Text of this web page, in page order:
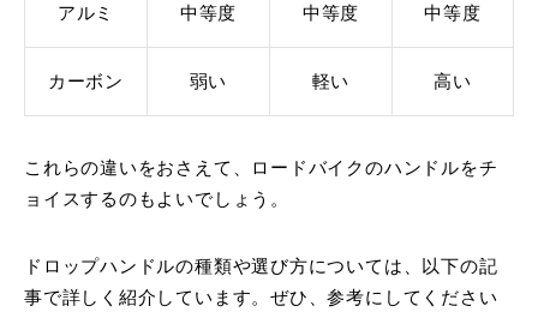
アルミ 中等度 中等度 中等度
カーボン 弱い 軽い 高い
これらの違いをおさえて、ロードバイクのハンドルをチ
ョイスするのもよいでしょう。
ドロップハンドルの種類や選び方については、以下の記
事で詳しく紹介しています。ぜひ、参考にしてください